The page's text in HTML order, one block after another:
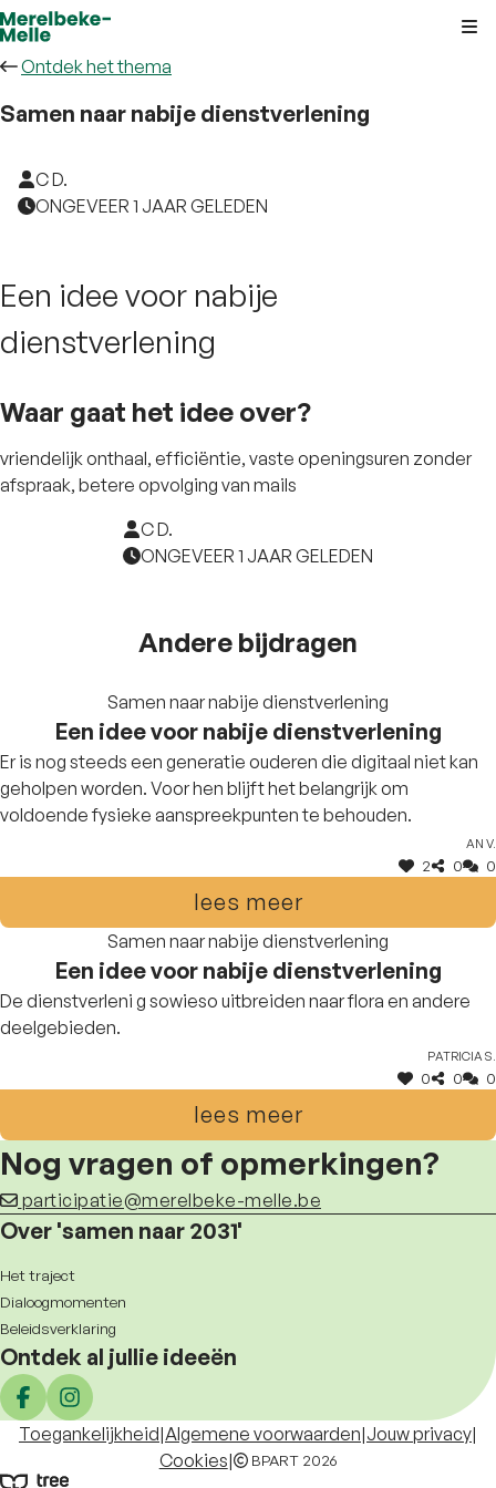
Ontdek het thema
Samen naar nabije dienstverlening
C D.
ONGEVEER 1 JAAR GELEDEN
Een idee voor nabije
dienstverlening
Waar gaat het idee over?
vriendelijk onthaal, efficiëntie, vaste openingsuren zonder
afspraak, betere opvolging van mails
C D.
ONGEVEER 1 JAAR GELEDEN
Andere bijdragen
Samen naar nabije dienstverlening
Een idee voor nabije dienstverlening
Er is nog steeds een generatie ouderen die digitaal niet kan
geholpen worden. Voor hen blijft het belangrijk om
voldoende fysieke aanspreekpunten te behouden.
An V.
2 0 0
lees meer
Samen naar nabije dienstverlening
Een idee voor nabije dienstverlening
De dienstverleni g sowieso uitbreiden naar flora en andere
deelgebieden.
Patricia S.
0 0 0
lees meer
Nog vragen of opmerkingen?
participatie@merelbeke-melle.be
Over 'samen naar 2031'
Het traject
Dialoogmomenten
Beleidsverklaring
Ontdek al jullie ideeën
Deel op facebook
Deel op Instagram
Toegankelijkheid|Algemene voorwaarden|Jouw privacy|
Cookies| BPART 2026